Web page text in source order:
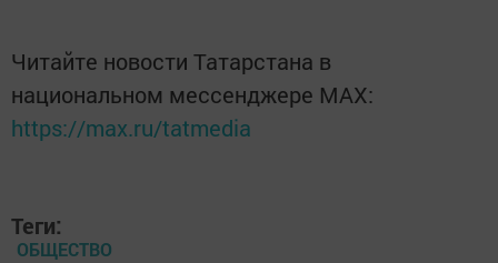
Читайте новости Татарстана в
национальном мессенджере MАХ:
https://max.ru/tatmedia
Теги:
ОБЩЕСТВО